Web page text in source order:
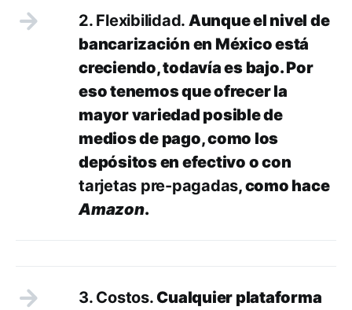
2. Flexibilidad. Aunque el nivel de
bancarización en México está
creciendo, todavía es bajo. Por
eso tenemos que ofrecer la
mayor variedad posible de
medios de pago, como los
depósitos en efectivo o con
tarjetas pre-pagadas, como hace
Amazon.
3. Costos.Cualquier plataforma